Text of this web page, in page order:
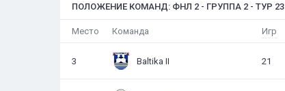
ПОЛОЖЕНИЕ КОМАНД: ФНЛ 2 - ГРУППА 2 - ТУР 23
Место Команда Игр
3 Baltika II 21